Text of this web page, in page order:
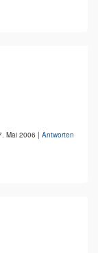
Mai 2006 | Antworten